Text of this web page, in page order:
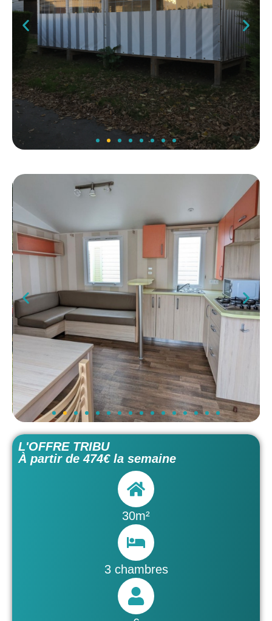
L'OFFRE TRIBU
À partir de 474€ la semaine
30m²
3 chambres